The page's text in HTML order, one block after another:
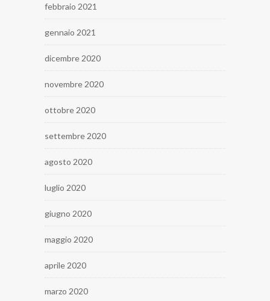
febbraio 2021
gennaio 2021
dicembre 2020
novembre 2020
ottobre 2020
settembre 2020
agosto 2020
luglio 2020
giugno 2020
maggio 2020
aprile 2020
marzo 2020